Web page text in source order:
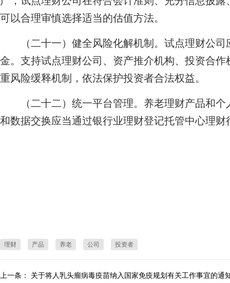
可以合理审慎选择适当的估值方法。
（二十一）健全风险化解机制。试点理财公司
金。支持试点理财公司、资产推介机构、投资合
重风险缓释机制，依法保护投资者合法权益。
（二十二）统一平台管理。养老理财产品和个
和数据交换应当通过银行业理财登记托管中心理财
理财 产品 养老 公司 投资者
上一条： 关于将人乳头瘤病毒疫苗纳入国家免疫规划有关工作事宜的通